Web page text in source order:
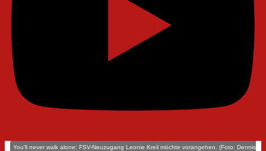
You'll never walk alone: FSV-Neuzugang Leonie Kreil möchte vorangehen. (Foto: Dennis